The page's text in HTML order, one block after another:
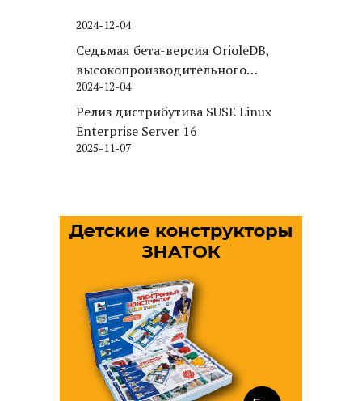
2024-12-04
Седьмая бета-версия OrioleDB,
высокопроизводительного
движка хранения для PostgreSQL
2024-12-04
Релиз дистрибутива SUSE Linux
Enterprise Server 16
2025-11-07